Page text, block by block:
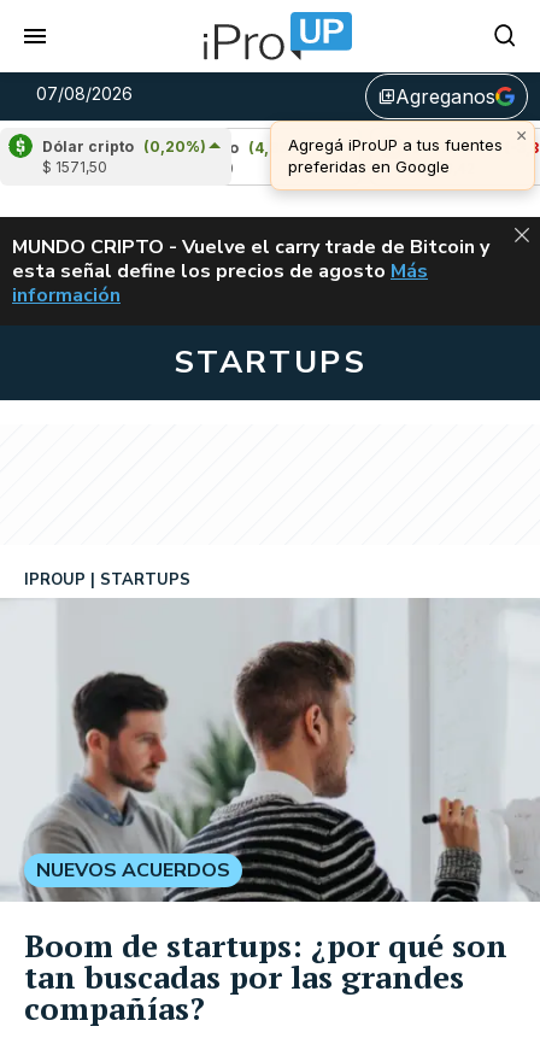
07/08/2026 library_addAgreganos
×
Agregá iProUP a tus fuentes
preferidas en Google
Dólar cripto (0,20%)
$ 1571,50
Cardano (4,88%)
Avalanche (-3,38%)
u$s 6,42
ALERTA
MUNDO CRIPTO - Vuelve el carry trade de Bitcoin y
esta señal define los precios de agosto VUELVE EL
Más
información
STARTUPS
IPROUP STARTUPS
NUEVOS ACUERDOS
Boom de startups: ¿por qué son
tan buscadas por las grandes
compañías?